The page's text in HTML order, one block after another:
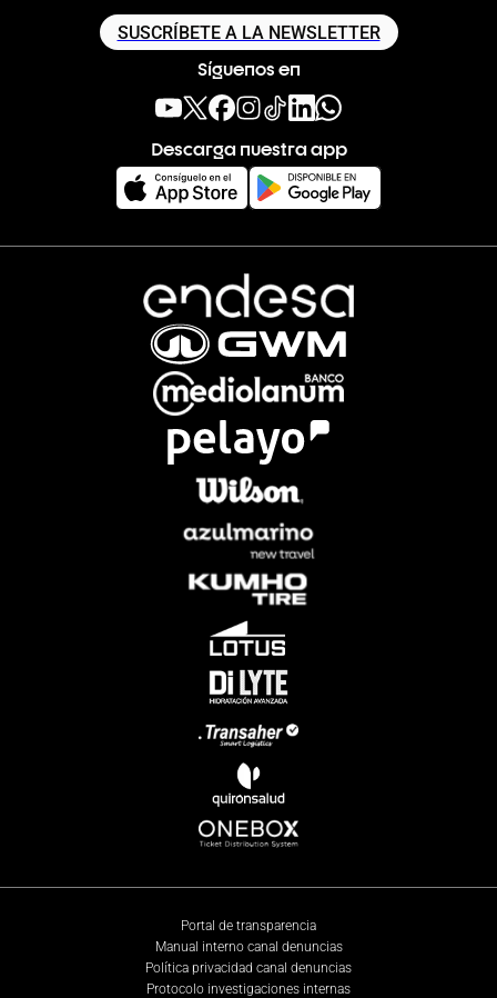
SUSCRÍBETE A LA NEWSLETTER
Síguenos en
Descarga nuestra app
Portal de transparencia
Manual interno canal denuncias
Política privacidad canal denuncias
Protocolo investigaciones internas